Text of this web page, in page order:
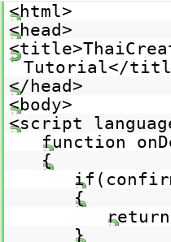
<html>
<head>
Tutorial</
</head>
<body>
<script
function
{
{
}